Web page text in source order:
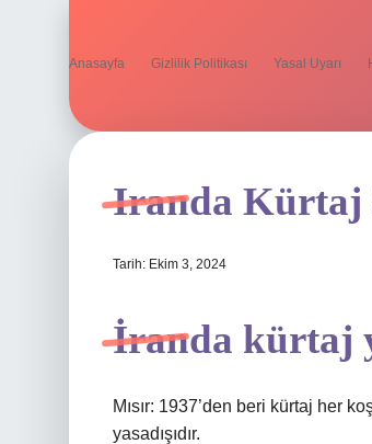
Anasayfa Gizlilik Politikası Yasal Uyarı
Iranda Kürtaj
Tarih: Ekim 3, 2024
İranda kürtaj
Mısır: 1937’den beri kürtaj her
yasadışıdır.